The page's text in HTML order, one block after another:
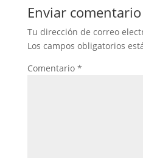
Enviar comentario
Tu dirección de correo
Los campos obligatorios
Comentario *